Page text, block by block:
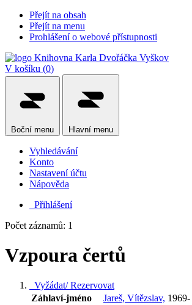
Přejít na obsah
Přejít na menu
Prohlášení o webové přístupnosti
V košíku (0)
Boční menu Hlavní menu
Vyhledávání
Konto
Nastavení účtu
Nápověda
Přihlášení
Počet záznamů: 1
Vzpoura čertů
Vyžádat/ Rezervovat
Záhlaví-jméno
Jareš, Vítězslav,